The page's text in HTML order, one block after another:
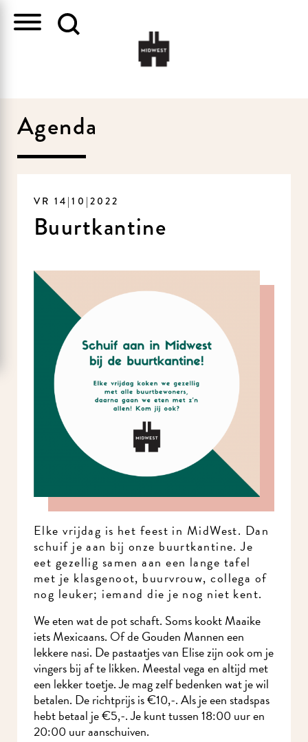
Agenda
VR 14|10|2022
Buurtkantine
Elke vrijdag is het feest in MidWest. Dan
schuif je aan bij onze buurtkantine. Je
eet gezellig samen aan een lange tafel
met je klasgenoot, buurvrouw, collega of
nog leuker; iemand die je nog niet kent.
We eten wat de pot schaft. Soms kookt Maaike
iets Mexicaans. Of de Gouden Mannen een
lekkere nasi. De pastaatjes van Elise zijn ook om je
vingers bij af te likken. Meestal vega en altijd met
een lekker toetje. Je mag zelf bedenken wat je wil
betalen. De richtprijs is €10,-. Als je een stadspas
hebt betaal je €5,-. Je kunt tussen 18:00 uur en
20:00 uur aanschuiven.